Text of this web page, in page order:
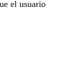
el usuario